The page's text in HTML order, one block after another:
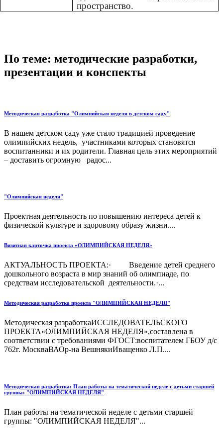
пространство.
По теме: методические разработки,
презентации и конспекты
Методическая разработка "Олимпийская неделя в детском саду"
В нашем детском саду уже стало традицией проведение
олимпийских недель, участниками которых становятся
воспитанники и их родители. Главная цель этих мероприятий
– доставить огромную радос...
"Олимпийская неделя"
Проектная деятельность по повышению интереса детей к
физической культуре и здоровому образу жизни....
Визитная карточка проекта «ОЛИМПИЙСКАЯ НЕДЕЛЯ»
АКТУАЛЬНОСТЬ ПРОЕКТА:· Введение детей среднего
дошкольного возраста в мир знаний об олимпиаде, по
средствам исследовательской деятельности.·...
Методическая разработка проекта "ОЛИМПИЙСКАЯ НЕДЕЛЯ"
Методическая разработкаИССЛЕДОВАТЕЛЬСКОГО
ПРОЕКТА«ОЛИМПИЙСКАЯ НЕДЕЛЯ»,составлена в
соответствии с требованиями ФГОСТ:воспитателем ГБОУ д/с
762г. МоскваВАОр-на ВешнякиИващенко Л.П....
Методическая разработка: План работы на тематической неделе с детьми старшей
группы: "ОЛИМПИЙСКАЯ НЕДЕЛЯ"
План работы на тематической неделе с детьми старшей
группы: "ОЛИМПИЙСКАЯ НЕДЕЛЯ"...